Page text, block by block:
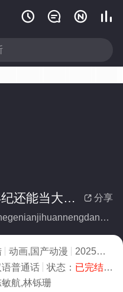
   
 分享
这个年纪还能当大侠吗第二季(全集)
别名：zhegenianjihuannengdangdaxiamadierji
动画,国产动漫 2025
3.0
语普通话 状态： 已完结- 免
敏航,林铄珊